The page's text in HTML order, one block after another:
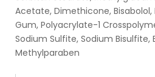
Acetate, Dimethicone,
Gum, Polyacrylate-1
Sodium Sulfite, Sodium Bisulfite,
Methylparaben